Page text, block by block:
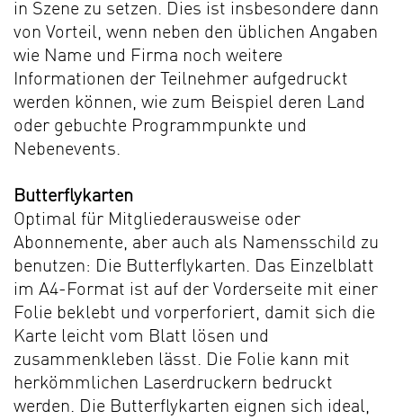
in Szene zu setzen. Dies ist insbesondere dann
von Vorteil, wenn neben den üblichen Angaben
wie Name und Firma noch weitere
Informationen der Teilnehmer aufgedruckt
werden können, wie zum Beispiel deren Land
oder gebuchte Programmpunkte und
Nebenevents.
Butterflykarten
Optimal für Mitgliederausweise oder
Abonnemente, aber auch als Namensschild zu
benutzen: Die Butterflykarten. Das Einzelblatt
im A4-Format ist auf der Vorderseite mit einer
Folie beklebt und vorperforiert, damit sich die
Karte leicht vom Blatt lösen und
zusammenkleben lässt. Die Folie kann mit
herkömmlichen Laserdruckern bedruckt
werden. Die Butterflykarten eignen sich ideal,